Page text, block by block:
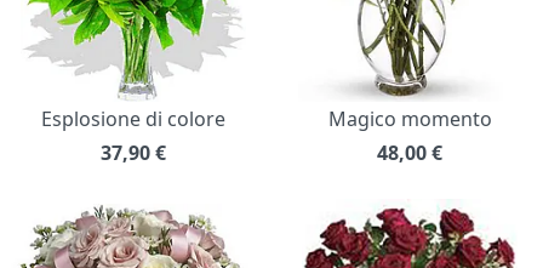
Esplosione di colore
37,90€
Magico momento
48,00€